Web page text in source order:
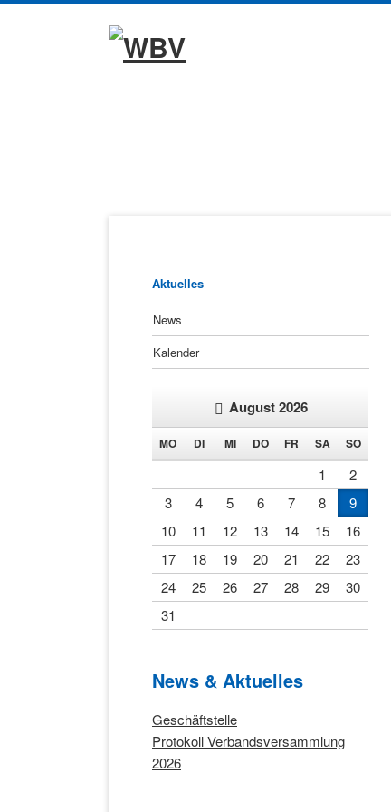
Navigation
überspringen
Navigation
Aktuelles
News
Kalender
August 2026
MONTAG
DIENSTAG
MITTWOCH
DONNERSTAG
FR EITAG
SAMSTAG
SONNTAG
1
2
3
4 5 6 7 8
9
10
11 12 13 14 15
16
17
18 19 20 21 22
23
24
25 26 27 28 29
30
31
Startseite
News & Aktuelles
Geschäftstelle
Protokoll Verbandsversammlung
2026